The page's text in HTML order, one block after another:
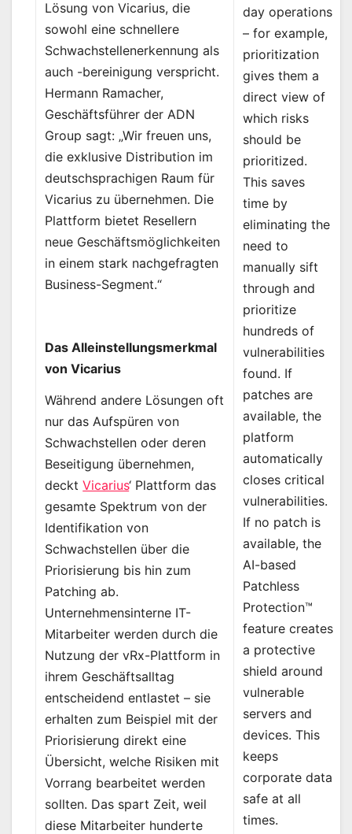
Lösung von Vicarius, die
sowohl eine schnellere
Schwachstellenerkennung als
auch -bereinigung verspricht.
Hermann Ramacher,
Geschäftsführer der ADN
Group sagt: „Wir freuen uns,
die exklusive Distribution im
deutschsprachigen Raum für
Vicarius zu übernehmen. Die
Plattform bietet Resellern
neue Geschäftsmöglichkeiten
in einem stark nachgefragten
Business-Segment.“
Das Alleinstellungsmerkmal
von Vicarius
Während andere Lösungen oft
nur das Aufspüren von
Schwachstellen oder deren
Beseitigung übernehmen,
decktVicarius‘ Plattform das
gesamte Spektrum von der
Identifikation von
Schwachstellen über die
Priorisierung bis hin zum
Patching ab.
Unternehmensinterne IT-
Mitarbeiter werden durch die
Nutzung der vRx-Plattform in
ihrem Geschäftsalltag
entscheidend entlastet – sie
erhalten zum Beispiel mit der
Priorisierung direkt eine
Übersicht, welche Risiken mit
Vorrang bearbeitet werden
sollten. Das spart Zeit, weil
diese Mitarbeiter hunderte
day operations
– for example,
prioritization
gives them a
direct view of
which risks
should be
prioritized.
This saves
time by
eliminating the
need to
manually sift
through and
prioritize
hundreds of
vulnerabilities
found. If
patches are
available, the
platform
automatically
closes critical
vulnerabilities.
If no patch is
available, the
AI-based
Patchless
Protection™
feature creates
a protective
shield around
vulnerable
servers and
devices. This
keeps
corporate data
safe at all
times.